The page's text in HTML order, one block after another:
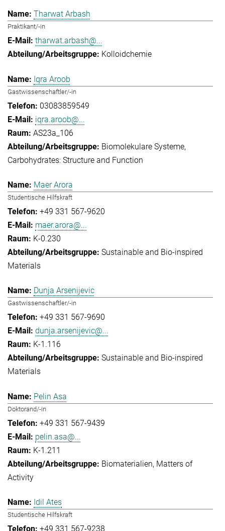
Tharwat Arbash
Praktikant/-in
tharwat.arbash@...
Kolloidchemie
Iqra Aroob
Gastwissenschaftler/-in
03083859549
iqra.aroob@...
AS23a_106
Biomolekulare Systeme
Carbohydrates: Structure and Function
Maer Arora
Studentische Hilfskraft
+49 331 567-9620
maer.arora@...
K-0.230
Sustainable and Bio-inspired
Materials
Dunja Arsenijevic
Gastwissenschaftler/-in
+49 331 567-9690
dunja.arsenijevic@...
K-1.116
Sustainable and Bio-inspired
Materials
Pelin Asa
Doktorand/-in
+49 331 567-9439
pelin.asa@...
K-1.211
Biomaterialien Matters of
Activity
Idil Ates
Studentische Hilfskraft
+49 331 567-9238